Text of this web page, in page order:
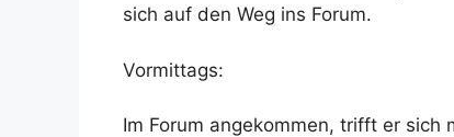
sich auf den Weg ins Forum.
Vormittags:
Im Forum angekommen, trifft er sich